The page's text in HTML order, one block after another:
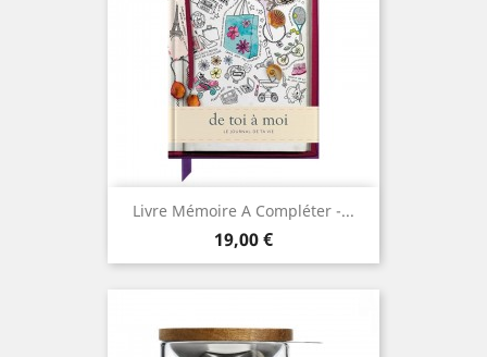
Livre Mémoire A Compléter -...
Prix
19,00 €